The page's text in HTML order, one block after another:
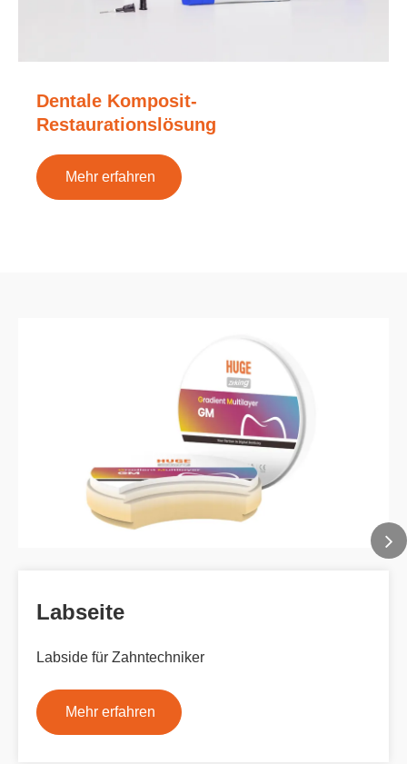
Dentale Komposit-
Restaurationslösung
Mehr erfahren
Labseite
Labside für Zahntechniker
Mehr erfahren